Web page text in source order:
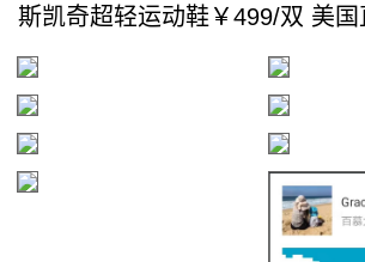
斯凯奇超轻运动鞋￥499/双 美国